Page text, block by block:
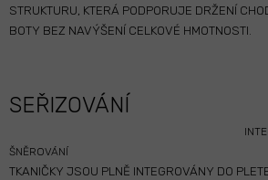
STRUKTURU, KTERÁ PODPORUJE DRŽENÍ
BOTY BEZ NAVÝŠENÍ CELKOVÉ HMOTNOSTI.
SEŘIZOVÁNÍ
ŠNĚROVÁNÍ
TKANIČKY JSOU PLNĚ INTEGROVÁNY DO